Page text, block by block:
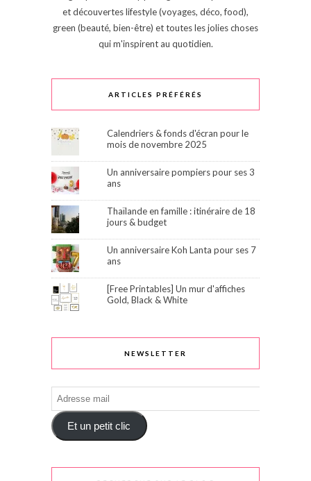
et découvertes lifestyle (voyages, déco, food),
green (beauté, bien-être) et toutes les jolies choses
qui m'inspirent au quotidien.
ARTICLES PRÉFÉRÉS
Calendriers & fonds d'écran pour le
mois de novembre 2025
Un anniversaire pompiers pour ses 3
ans
Thaïlande en famille : itinéraire de 18
jours & budget
Un anniversaire Koh Lanta pour ses 7
ans
[Free Printables] Un mur d'affiches
Gold, Black & White
NEWSLETTER
Adresse
mail
Et un petit clic